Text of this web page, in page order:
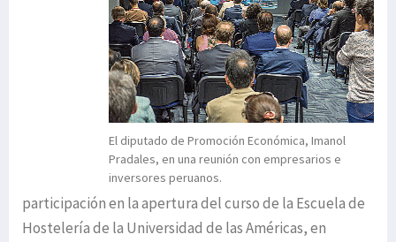
El diputado de Promoción Económica, Imanol
Pradales, en una reunión con empresarios e
inversores peruanos.
participación en la apertura del curso de la Escuela de
Hostelería de la Universidad de las Américas, en